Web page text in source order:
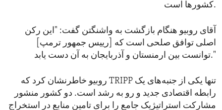
کشورها است.
آقای روبیو هنگام بازگشت به واشنگتن گفت: "این رکن
اصلی توافق صلحی است که [رییس جمهور ترمپ]
توانست بین ارمنستان و آذربایجان به آن دست یابد."
روبیو خاطرنشان کرد که TRIPP تنها یکی از جنبه‌های یک
رابطه اقتصادی جدید و رو به رشد است. دو کشور منشور
مشارکت استراتیژیک جامع را برای تامین منابع در استخراج